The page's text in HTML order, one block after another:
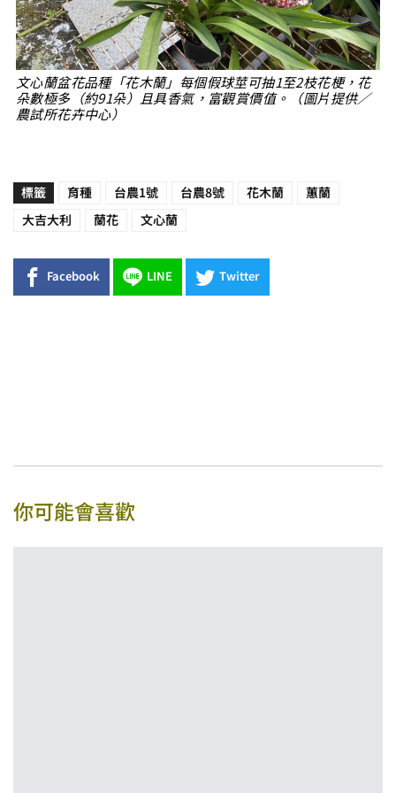
文心蘭盆花品種「花木蘭」每個假球莖可抽1至2枝花梗，花
朵數極多（約91朵）且具香氣，富觀賞價值。（圖片提供／
農試所花卉中心）
標籤 育種 台農1號 台農8號 花木蘭 蕙蘭
大吉大利 蘭花 文心蘭
Facebook LINE Twitter
你可能會喜歡